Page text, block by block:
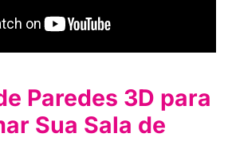
Paredes 3D para
Sua Sala de